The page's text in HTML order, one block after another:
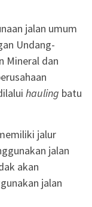
jalan umum
Undang-
Mineral dan
hauling batu
jalur
jalan
akan
jalan